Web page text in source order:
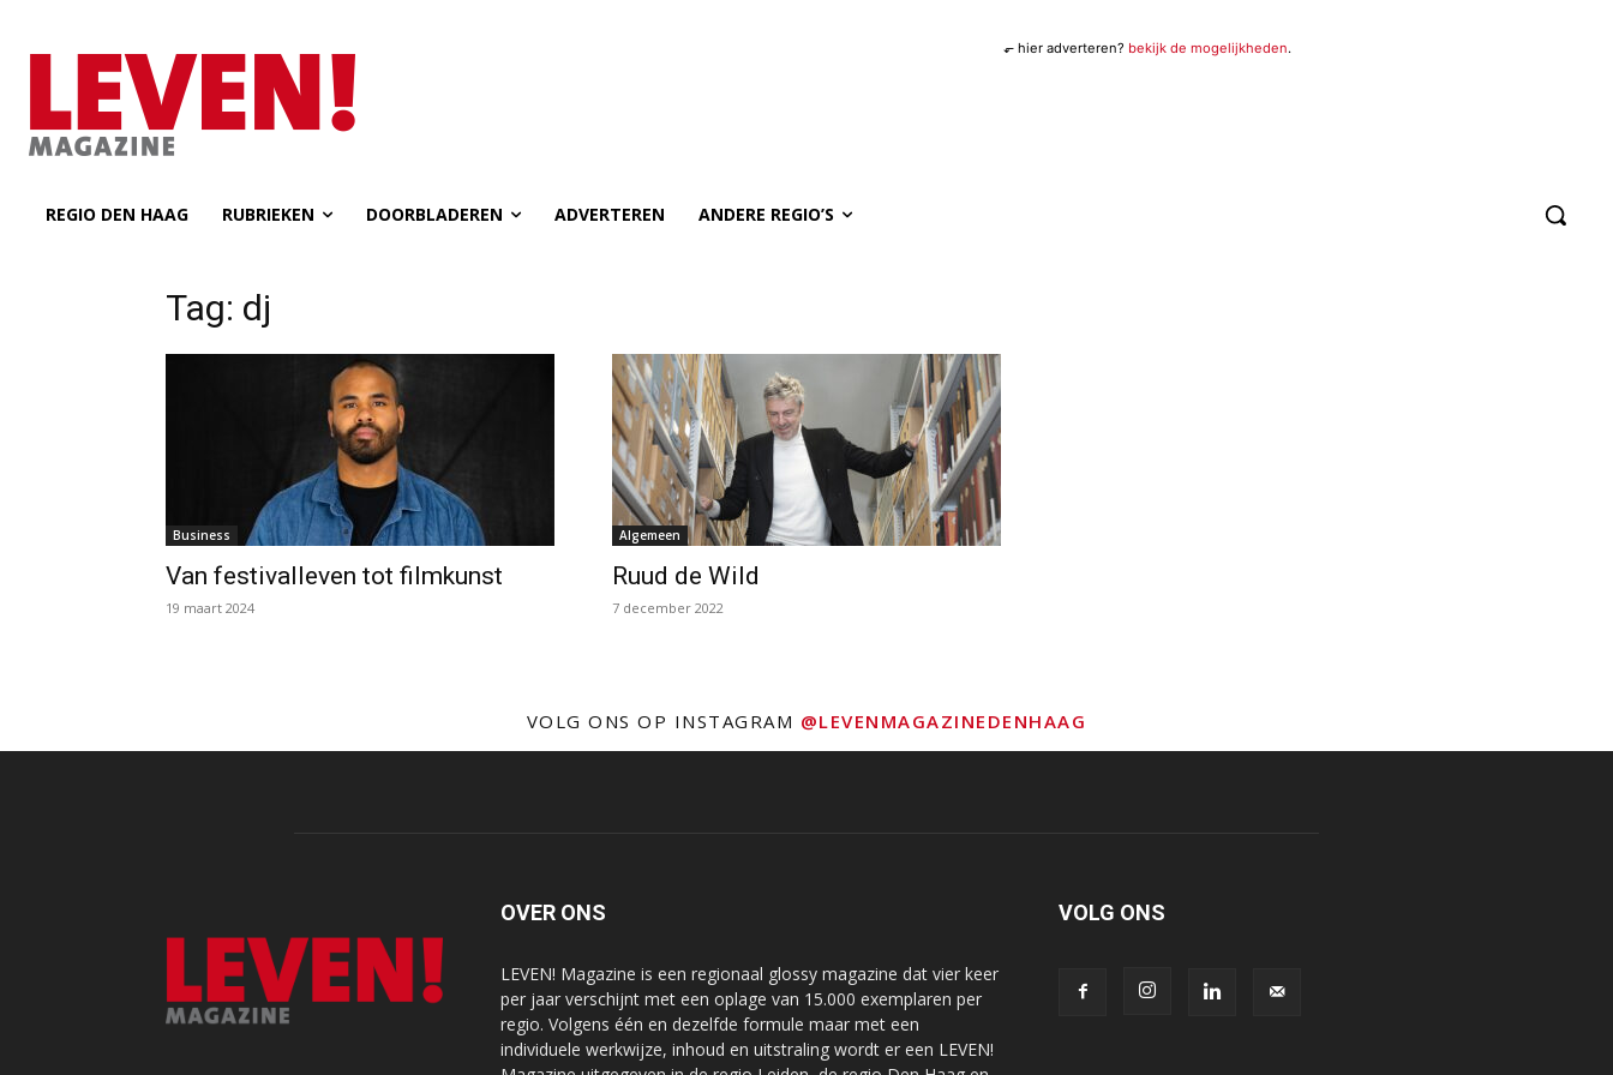
⬐ hier adverteren? bekijk de mogelijkheden.
REGIO DEN HAAG RUBRIEKEN DOORBLADEREN ADVERTEREN ANDERE REGIO’S
Tag: dj
Business
Van festivalleven tot filmkunst
19 maart 2024
Algemeen
Ruud de Wild
7 december 2022
VOLG ONS OP INSTAGRAM @LEVENMAGAZINEDENHAAG
OVER ONS
LEVEN! Magazine is een regionaal glossy magazine dat vier keer
per jaar verschijnt met een oplage van 15.000 exemplaren per
regio. Volgens één en dezelfde formule maar met een
individuele werkwijze, inhoud en uitstraling wordt er een LEVEN!
VOLG ONS